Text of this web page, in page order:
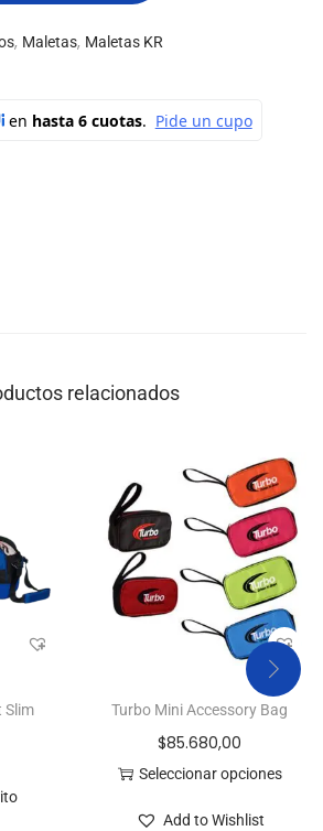
, Maletas, Maletas KR
relacionados
Slim
Turbo Mini Accessory Bag
$85.680,00
Seleccionar opciones
Add to Wishlist